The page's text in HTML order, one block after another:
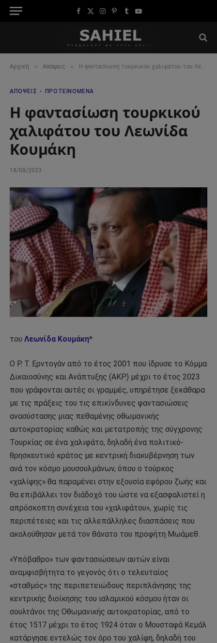
Facebook
X
Instagram
Pinterest
TumblrYouTube
Αρχική » Απόψεις » Η φαντασίωση τουρκικού χαλιφάτου του Λεωνίδα Κουμάκη
ΑΠΌΨΕΙΣ ΠΡΟΤΕΙΝΌΜΕΝΑ
Η φαντασίωση τουρκικού
χαλιφάτου του Λεωνίδα
Κουμάκη
18/08/2023
του Λεωνίδα Κουμάκη*
Ο Ρ. Τ. Ερντογάν από το έτος 2001 που ίδρυσε το Κόμμα
Δικαιοσύνης και Ανάπτυξης (ΑΚΡ) μέχρι το έτος 2023
που γράφονται αυτές οι γραμμές, υπηρέτησε ξεκάθαρα
με τις πράξεις του τις επικίνδυνες φαντασιώσεις
ανασύστασης μιας πεθαμένης οθωμανικής
αυτοκρατορίας καθώς και μετατροπής της σύγχρονης
Τουρκίας σε ένα χαλιφάτο, δηλαδή ένα πολιτικό-
θρησκευτικό κράτος με κεντρική διακυβέρνηση των
ανά τον κόσμο μουσουλμάνων, όπου ο τούρκος
«χαλίφης» θα παραμένει στην εξουσία εφόρου ζωής και
θα επιβάλλει τον διάδοχό του ώστε να εξασφαλιστεί η
απρόσκοπτη συνέχεια του «χαλιφάτου», χωρίς τις
περιπέτειες και τις αλλεπάλληλες διασπάσεις που
ακολούθησαν μετά τον θάνατο του προφήτη Μωάμεθ.
«Υπόβαθρο» των φαντασιώσεων αυτών είναι
αναμφισβήτητα το γεγονός ότι ο τελευταίος
«σταθμός» της περιπετειώδους περιπλάνησης της
κεντρικής διοίκησης του ισλαμικού κόσμου ήταν οι
σουλτάνοι της Οθωμανικής αυτοκρατορίας, από το
έτος 1517 μέχρι το έτος 1924 όταν ο Μουσταφά Κεμάλ
κατάργησε εντελώς τον όρο του χαλίφη, δηλαδή του